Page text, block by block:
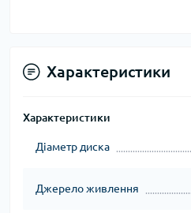
Характеристики
Характеристики
Діаметр диска
Джерело живлення